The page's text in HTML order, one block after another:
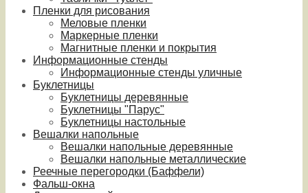
Пленки для рисования
Меловые пленки
Маркерные пленки
Магнитные пленки и покрытия
Информационные стенды
Информационные стенды уличные
Буклетницы
Буклетницы деревянные
Буклетницы "Парус"
Буклетницы настольные
Вешалки напольные
Вешалки напольные деревянные
Вешалки напольные металлические
Реечные перегородки (Баффели)
Фальш-окна